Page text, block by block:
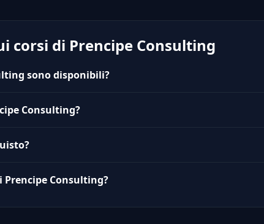
corsi di Prencipe Consulting
sono disponibili?
Consulting?
Consulting?